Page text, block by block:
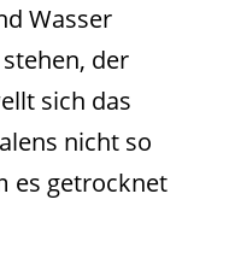
Wasser
der
sich das
nicht so
es getrocknet